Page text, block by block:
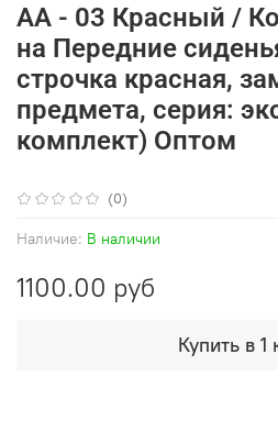
(0)
Наличие: В наличии
AA - 03 Красный /
на Передние
строчка красная,
предмета, серия:
комплект) Оптом
1100.00 руб
Купить в 1